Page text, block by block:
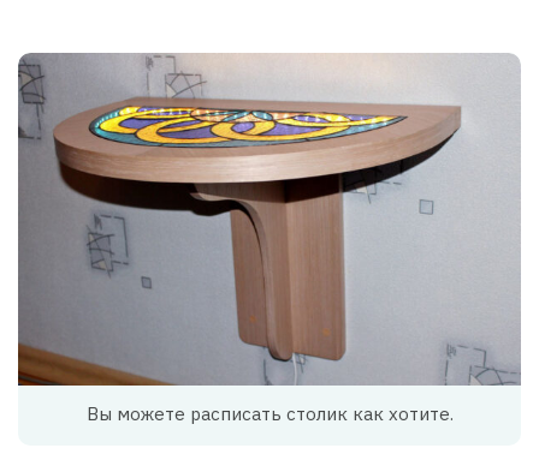
Вы можете расписать столик как хотите.